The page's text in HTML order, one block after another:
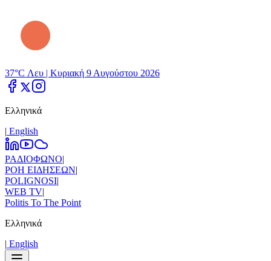
37°C Λευ | Κυριακή 9 Αυγούστου 2026
Ελληνικά
| Εnglish
ΡΑΔΙΟΦΩΝΟ|
ΡΟΗ ΕΙΔΗΣΕΩΝ|
POLIGNOSI|
WEB TV|
Politis To The Point
Ελληνικά
| Εnglish